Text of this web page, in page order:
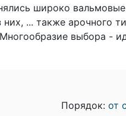
широко
... также арочного
выбора -
Порядок: от